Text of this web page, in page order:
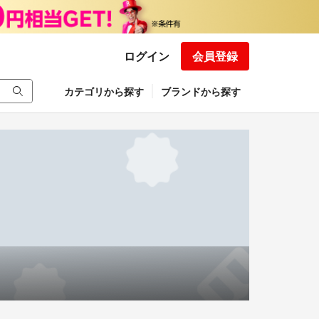
ログイン 会員登録
カテゴリから探す ブランドから探す